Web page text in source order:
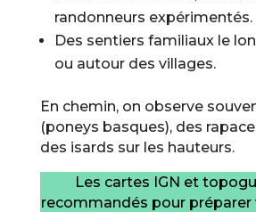
randonneurs expérimentés.
Des sentiers familiaux le
ou autour des villages.
En chemin, on observe
(poneys basques), des
des isards sur les hauteurs.
Les cartes IGN et
recommandés pour préparer